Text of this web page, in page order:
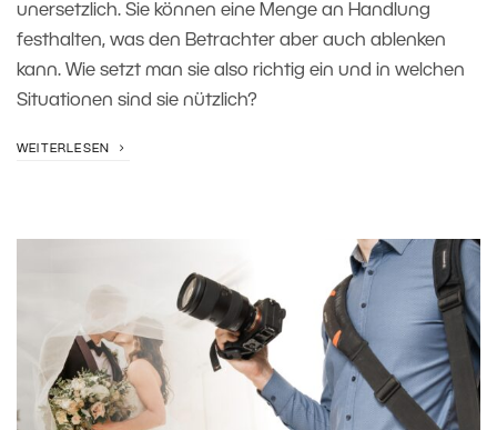
unersetzlich. Sie können eine Menge an Handlung
festhalten, was den Betrachter aber auch ablenken
kann. Wie setzt man sie also richtig ein und in welchen
Situationen sind sie nützlich?
WEITERLESEN